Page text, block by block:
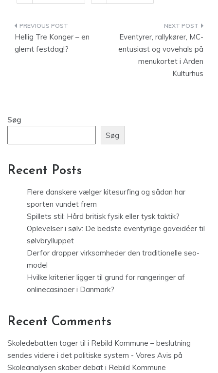
Indlægsnavigation
Hellig Tre Konger – en
glemt festdag!?
Eventyrer, rallykører, MC-
entusiast og vovehals på
menukortet i Arden
Kulturhus
Søg
Søg
Recent Posts
Flere danskere vælger kitesurfing og sådan har
sporten vundet frem
Spillets stil: Hård britisk fysik eller tysk taktik?
Oplevelser i sølv: De bedste eventyrlige gaveidéer til
sølvbrylluppet
Derfor dropper virksomheder den traditionelle seo-
model
Hvilke kriterier ligger til grund for rangeringer af
onlinecasinoer i Danmark?
Recent Comments
Skoledebatten tager til i Rebild Kommune – beslutning
sendes videre i det politiske system - Vores Avis på
Skoleanalysen skaber debat i Rebild Kommune